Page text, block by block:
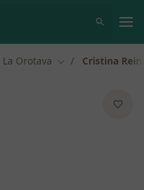
La Orotava Cambiar de ciudad
Cristina